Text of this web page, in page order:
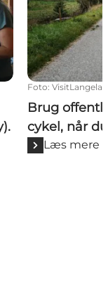
Foto:
Brug
cykel, når
Læs mere